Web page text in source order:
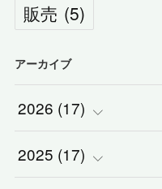
販売 (5)
アーカイブ
2026 (17)
(2)
2025 (17)